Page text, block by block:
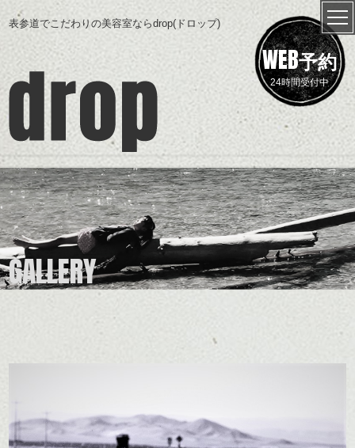
表参道でこだわりの美容室ならdrop(ドロップ)
WEB予約
24時間受付中
GALLERY